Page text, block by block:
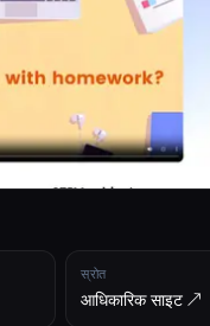
स्रोत
आधिकारिक साइट ↗︎